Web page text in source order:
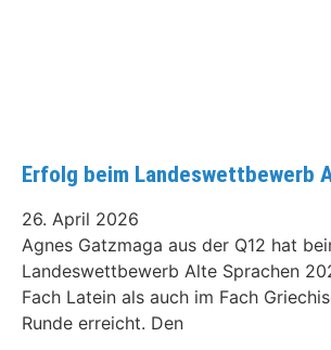
Erfolg beim Landeswettbewerb
26. April 2026
Agnes Gatzmaga aus der Q12 hat
Landeswettbewerb Alte Sprachen
Fach Latein als auch im Fach
Runde erreicht. Den